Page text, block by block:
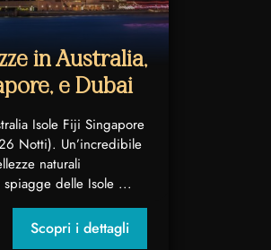
in Australia,
e Dubai
Isole Fiji Singapore
Notti). Un’incredibile
naturali
spiagge delle Isole ...
Scopri i dettagli